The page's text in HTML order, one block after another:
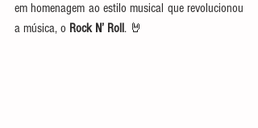
em homenagem ao estilo musical que revolucionou
a música, o Rock N’ Roll. 🤘